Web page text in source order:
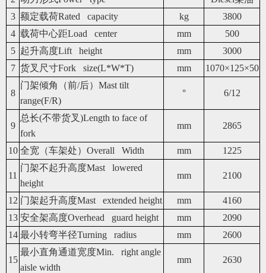
3 额定载荷Rated capacity kg
3800
4 载荷中心距Load center mm
500
5 起升高度Lift height mm
3000
7 货叉尺寸Fork size(L*W*T) mm 1070×125×50
8
门架倾角（前/后）Mast tilt
range(F/R)
° 6/12
9
总长(不带货叉)Length to face of
fork
mm 2865
10 全宽（车架处）Overall Width mm 1225
11
门架不起升高度Mast lowered
height
mm 2100
12 门架起升高度Mast extended height mm
4160
13 安全架高度Overhead guard height mm
2090
14 最小转弯半径Turning radius mm 2600
15
最小直角通道宽度Min. right angle
aisle width
mm 2630